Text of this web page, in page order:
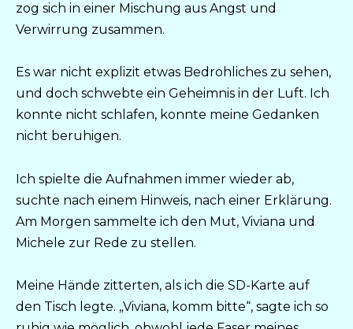
zog sich in einer Mischung aus Angst und
Verwirrung zusammen.
Es war nicht explizit etwas Bedrohliches zu sehen,
und doch schwebte ein Geheimnis in der Luft. Ich
konnte nicht schlafen, konnte meine Gedanken
nicht beruhigen.
Ich spielte die Aufnahmen immer wieder ab,
suchte nach einem Hinweis, nach einer Erklärung.
Am Morgen sammelte ich den Mut, Viviana und
Michele zur Rede zu stellen.
Meine Hände zitterten, als ich die SD-Karte auf
den Tisch legte. „Viviana, komm bitte“, sagte ich so